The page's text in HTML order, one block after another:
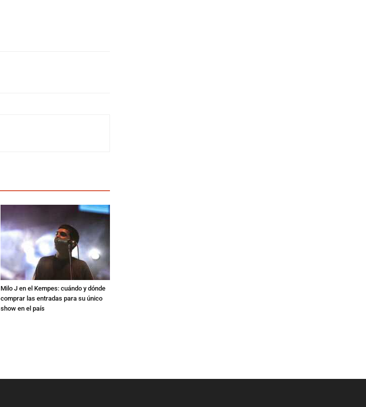
Milo J en el Kempes: cuándo y dónde
comprar las entradas para su único
show en el país